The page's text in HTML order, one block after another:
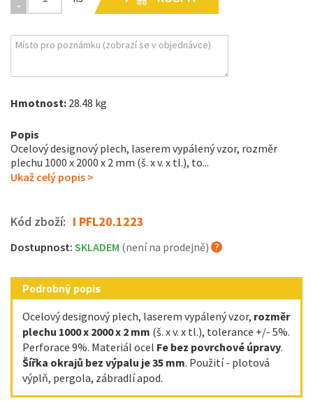
-
Hmotnost: 28.48 kg
Popis
Ocelový designový plech, laserem vypálený vzor, rozměr
plechu 1000 x 2000 x 2 mm (š. x v. x tl.), to...
Ukaž celý popis >
Kód zboží: I PFL20.1223
Dostupnost: SKLADEM (není na prodejně)
Podrobný popis
Ocelový designový plech, laserem vypálený vzor, rozměr
plechu 1000 x 2000 x 2 mm (š. x v. x tl.), tolerance +/- 5%.
Perforace 9%. Materiál ocel Fe bez povrchové úpravy.
Šířka okrajů bez výpalu je 35 mm. Použití - plotová
výplň, pergola, zábradlí apod.